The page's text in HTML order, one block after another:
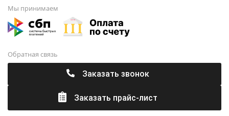
Мы принимаем
Обратная связь
Заказать звонок
Заказать прайс-лист